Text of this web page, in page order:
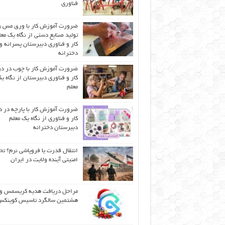
فناوری
ضرورت آموزش کار با ورق مس
تولید صنایع دستی از نگاه یک
کار و فناوری دبیرستان پسرانه و
دخترانه
ضرورت آموزش کار با چوب در
کار و فناوری دبیرستان از نگاه
معلم
ضرورت آموزش کار با پارچه
کار و فناوری از نگاه یک معلم
دبیرستان دخترانه
انتقال قدرت یا فروپاشی نرم؟
امنیتی آینده ولایت در ایران
مراحل دریافت هدیه کریسمس و
هشتمین سالگرد تاسیس